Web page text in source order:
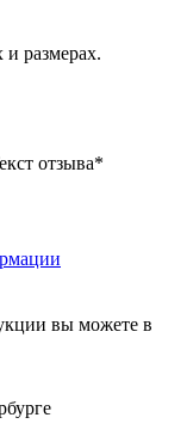
размерах.
отзыва*
вы можете в